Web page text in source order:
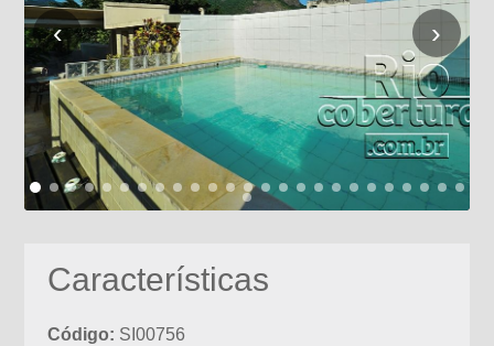
‹ ›
Características
Código: SI00756